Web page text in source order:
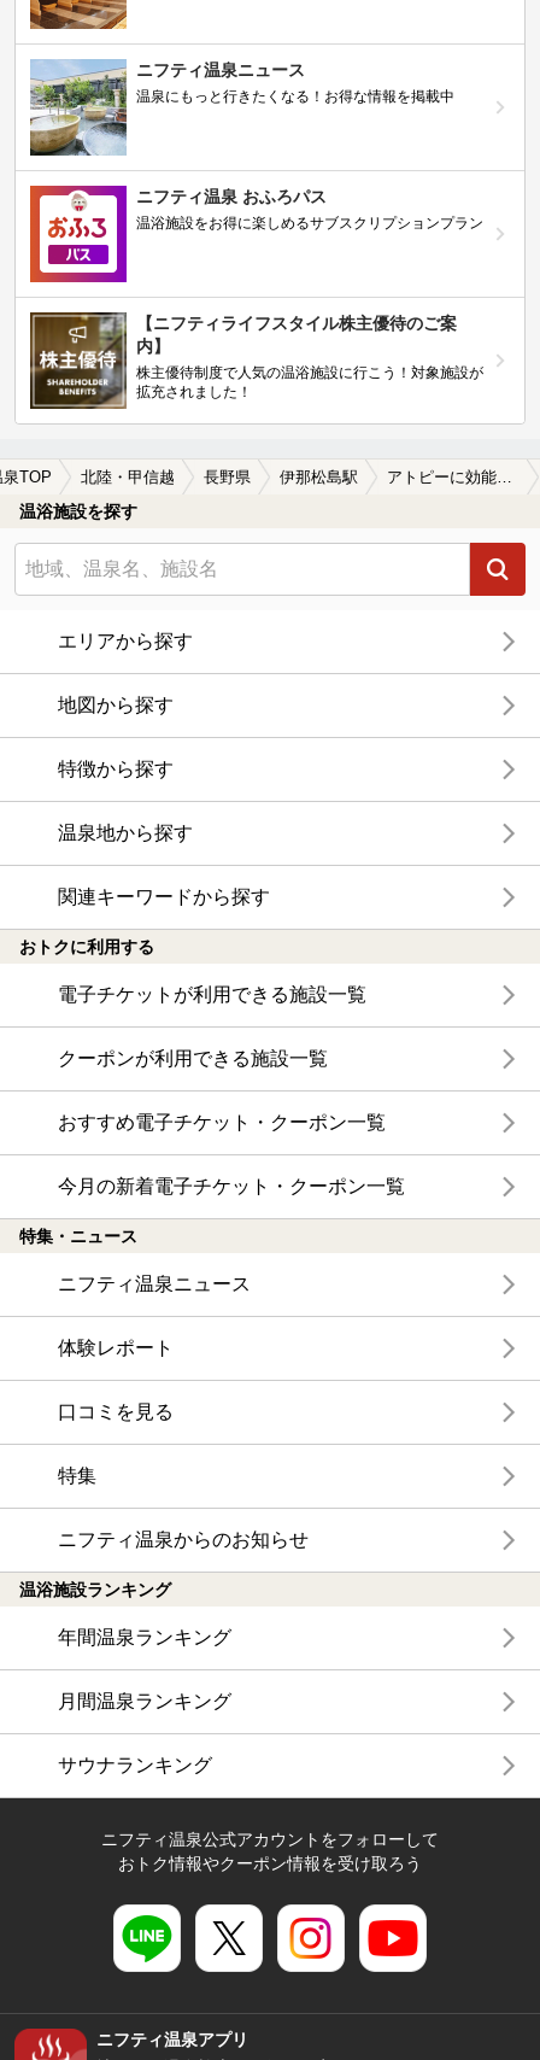
ニフティ温泉ニュース
温泉にもっと行きたくなる！お得な情報を掲載中
ニフティ温泉 おふろパス
温浴施設をお得に楽しめるサブスクリプションプラン
【ニフティライフスタイル株主優待のご案
内】
株主優待制度で人気の温浴施設に行こう！対象施設が
拡充されました！
泉TOP 北陸・甲信越 長野県 伊那松島駅 アトピーに効能がある伊那松島駅近くの温泉、日帰り温泉、スーパー銭湯おすすめ
温浴施設を探す
エリアから探す
地図から探す
特徴から探す
温泉地から探す
関連キーワードから探す
おトクに利用する
電子チケットが利用できる施設一覧
クーポンが利用できる施設一覧
おすすめ電子チケット・クーポン一覧
今月の新着電子チケット・クーポン一覧
特集・ニュース
ニフティ温泉ニュース
体験レポート
口コミを見る
特集
ニフティ温泉からのお知らせ
温浴施設ランキング
年間温泉ランキング
月間温泉ランキング
サウナランキング
ニフティ温泉公式アカウントをフォローして
おトク情報やクーポン情報を受け取ろう
ニフティ温泉アプリ